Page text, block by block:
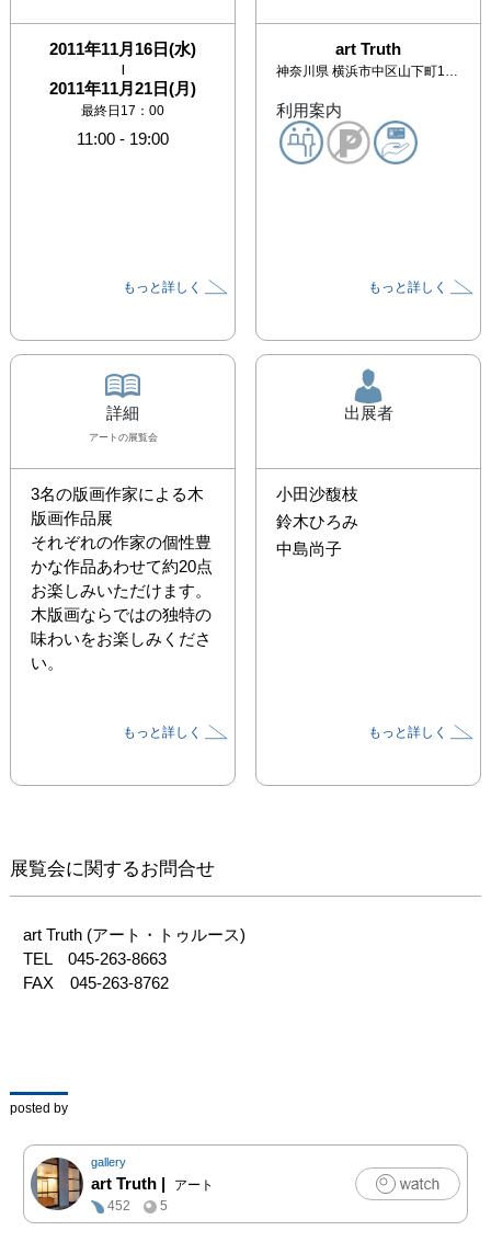
2011年11月16日(水)
|
2011年11月21日(月)
最終日17：00
11:00 - 19:00
もっと詳しく
art Truth
神奈川県 横浜市中区山下町112-5 日絹パークビル１F
利用案内
もっと詳しく
詳細
アート の展覧会
3名の版画作家による木
版画作品展
それぞれの作家の個性豊
かな作品あわせて約20点
お楽しみいただけます。
木版画ならではの独特の
味わいをお楽しみくださ
い。
もっと詳しく
出展者
小田沙馥枝
鈴木ひろみ
中島尚子
もっと詳しく
展覧会に関するお問合せ
art Truth (アート・トゥルース)
TEL　045-263-8663
FAX　045-263-8762
posted by
gallery
art Truth |
アート
452
5